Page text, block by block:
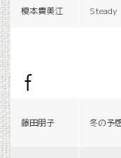
榎本貴美江 Steady
f
藤田朋子 冬の予